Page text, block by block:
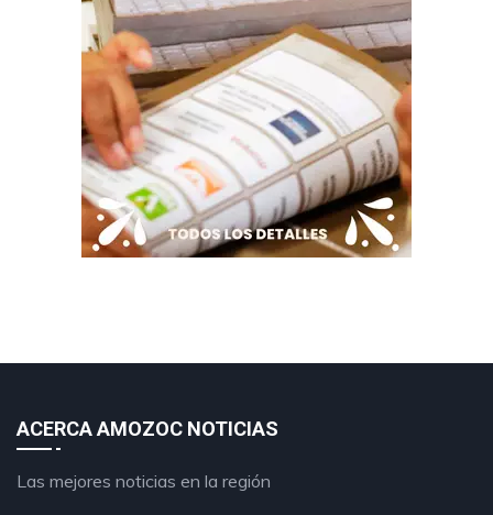
ACERCA AMOZOC NOTICIAS
Las mejores noticias en la región